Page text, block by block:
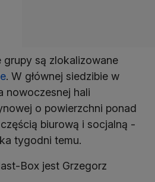
grupy są zlokalizowane
. W głównej siedzibie w
nowoczesnej hali
o powierzchni ponad
biurową i socjalną -
tygodni temu.
Box jest Grzegorz